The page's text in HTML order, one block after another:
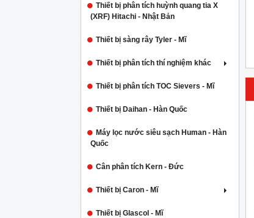
Thiết bị phân tích huỳnh quang tia X
(XRF) Hitachi - Nhật Bản
Thiết bị sàng rây Tyler - Mĩ
Thiết bị phân tích thí nghiệm khác
Thiết bị phân tích TOC Sievers - Mĩ
Thiết bị Daihan - Hàn Quốc
Máy lọc nước siêu sạch Human - Hàn
Quốc
Cân phân tích Kern - Đức
Thiết bị Caron - Mĩ
Thiết bị Glascol - Mĩ